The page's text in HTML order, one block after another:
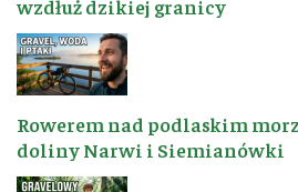
wzdłuż dzikiej granicy
Rowerem nad podlaskim
doliny Narwi i Siemianówki